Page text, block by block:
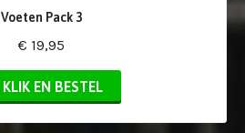
Voeten Pack 3
€ 19,95
KLIK EN BESTEL